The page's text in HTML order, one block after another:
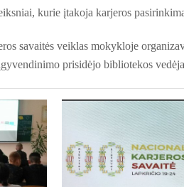
kurie įtakoja karjeros
savaitės veiklas mokykloje
prisidėjo bibliotekos